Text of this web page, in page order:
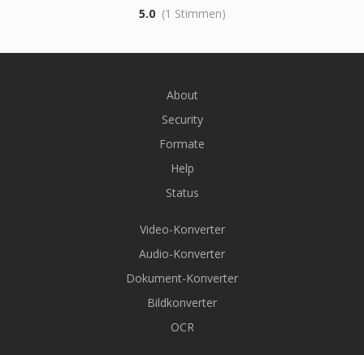
5.0 (1 Stimmen)
About
Security
Formate
Help
Status
Video-Konverter
Audio-Konverter
Dokument-Konverter
Bildkonverter
OCR